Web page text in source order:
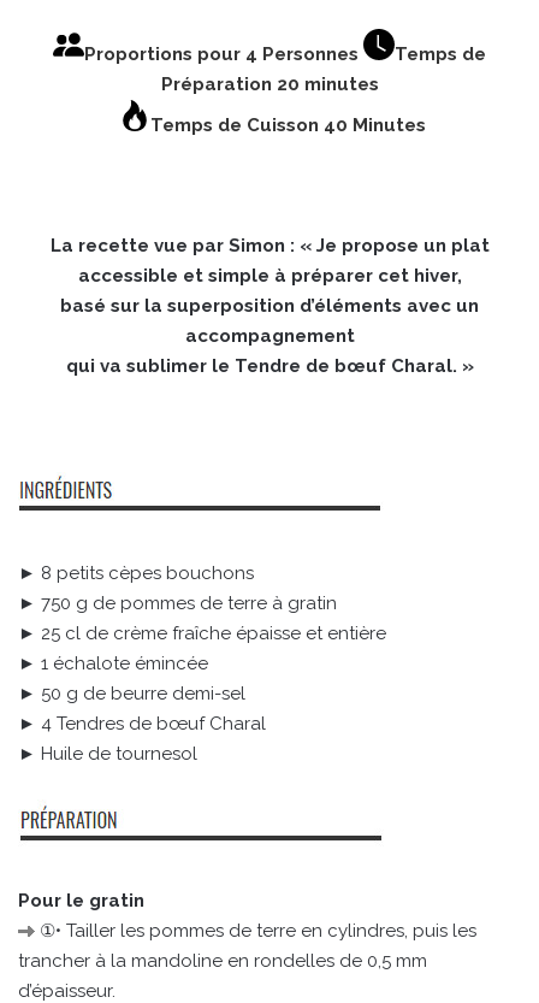
Proportions pour 4 Personnes
Temps de
Préparation 20 minutes
Temps de Cuisson 40 Minutes
La recette vue par Simon : « Je propose un plat
accessible et simple à préparer cet hiver,
basé sur la superposition d’éléments avec un
accompagnement
qui va sublimer le Tendre de bœuf Charal. »
► 8 petits cèpes bouchons
► 750 g de pommes de terre à gratin
► 25 cl de crème fraîche épaisse et entière
► 1 échalote émincée
► 50 g de beurre demi-sel
► 4 Tendres de bœuf Charal
► Huile de tournesol
Pour le gratin
①• Tailler les pommes de terre en cylindres, puis les
trancher à la mandoline en rondelles de 0,5 mm
d’épaisseur.